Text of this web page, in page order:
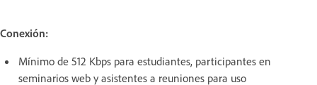
Conexión:
Mínimo de 512 Kbps para estudiantes, participantes en
seminarios web y asistentes a reuniones para uso